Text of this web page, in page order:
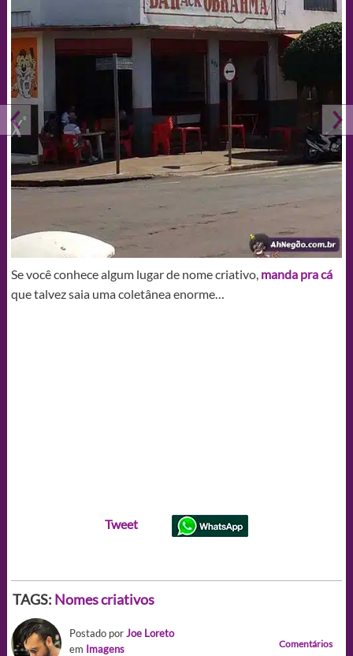
Se você conhece algum lugar de nome criativo, manda pra cá
que talvez saia uma coletânea enorme…
Tweet
TAGS: Nomes criativos
Postado porJoe Loreto
em Imagens Comentários